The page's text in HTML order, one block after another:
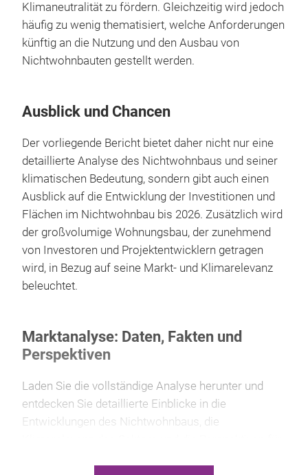
Klimaneutralität zu fördern. Gleichzeitig wird jedoch
häufig zu wenig thematisiert, welche Anforderungen
künftig an die Nutzung und den Ausbau von
Nichtwohnbauten gestellt werden.
Ausblick und Chancen
Der vorliegende Bericht bietet daher nicht nur eine
detaillierte Analyse des Nichtwohnbaus und seiner
klimatischen Bedeutung, sondern gibt auch einen
Ausblick auf die Entwicklung der Investitionen und
Flächen im Nichtwohnbau bis 2026. Zusätzlich wird
der großvolumige Wohnungsbau, der zunehmend
von Investoren und Projektentwicklern getragen
wird, in Bezug auf seine Markt- und Klimarelevanz
beleuchtet.
Marktanalyse: Daten, Fakten und
Perspektiven
Laden Sie die vollständige Analyse herunter und
entdecken Sie detaillierte Einblicke in die
Entwicklungen des Nichtwohnbaus, die